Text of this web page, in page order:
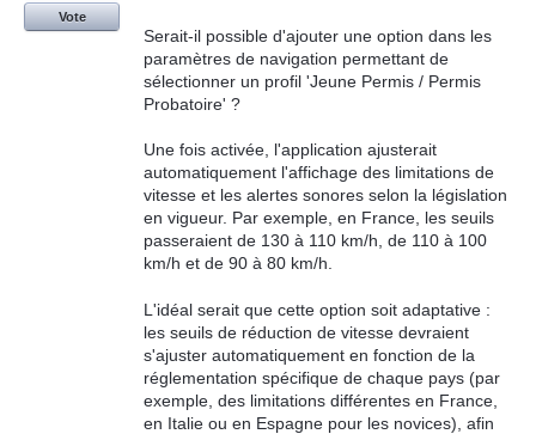
Serait-il possible d'ajouter une option dans les
paramètres de navigation permettant de
sélectionner un profil 'Jeune Permis / Permis
Probatoire' ?
Une fois activée, l'application ajusterait
automatiquement l'affichage des limitations de
vitesse et les alertes sonores selon la législation
en vigueur. Par exemple, en France, les seuils
passeraient de 130 à 110 km/h, de 110 à 100
km/h et de 90 à 80 km/h.
L'idéal serait que cette option soit adaptative :
les seuils de réduction de vitesse devraient
s'ajuster automatiquement en fonction de la
réglementation spécifique de chaque pays (par
exemple, des limitations différentes en France,
en Italie ou en Espagne pour les novices), afin
Vote